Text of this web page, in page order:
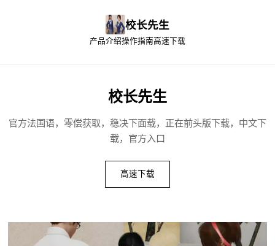
校长先生
产品介绍操作指南高速下载
校长先生
官方法国语，零偿获取，稳决下面载，正在前头版下载，中文下
载，官方入口
高速下载